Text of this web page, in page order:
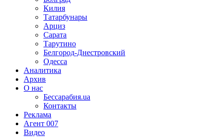
Килия
Татарбунары
Арциз
Сарата
Тарутино
Белгород-Днестровский
Одесса
Аналитика
Архив
О нас
Бессарабия.ua
Контакты
Реклама
Агент 007
Видео